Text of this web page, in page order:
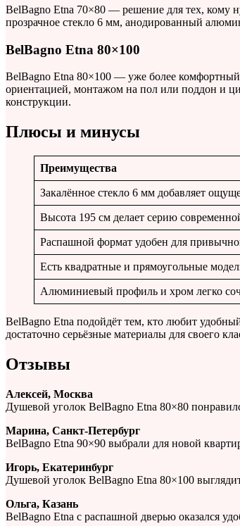
BelBagno Etna 70×80 — решение для тех, кому
прозрачное стекло 6 мм, анодированный
BelBagno Etna 80×100
BelBagno Etna 80×100 — уже более
ориентацией, монтажом на пол или поддон и
конструкции.
Плюсы и минусы
Преимущества
Закалённое стекло 6 мм добавляет
Высота 195 см делает серию
Распашной формат удобен для
Есть квадратные и прямоугольные
Алюминиевый профиль и хром легко
BelBagno Etna подойдёт тем, кто любит
достаточно серьёзные материалы для своего
Отзывы
Алексей, Москва
Душевой уголок BelBagno Etna 80×80
Марина, Санкт-Петербург
BelBagno Etna 90×90 выбрали для новой
Игорь, Екатеринбург
Душевой уголок BelBagno Etna 80×100
Ольга, Казань
BelBagno Etna с распашной дверью оказался